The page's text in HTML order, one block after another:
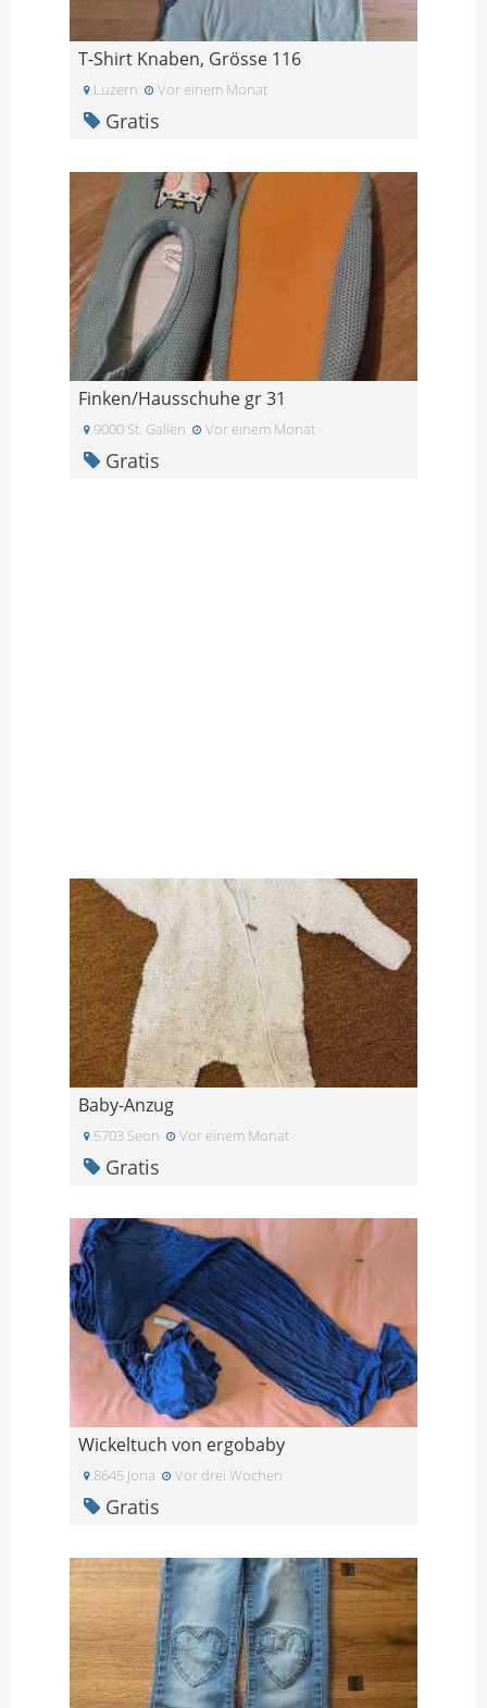
T-Shirt Knaben, Grösse 116
Luzern Vor einem Monat
Gratis
Finken/Hausschuhe gr 31
9000 St. Gallen Vor einem Monat
Gratis
Baby-Anzug
5703 Seon Vor einem Monat
Gratis
Wickeltuch von ergobaby
8645 Jona Vor drei Wochen
Gratis